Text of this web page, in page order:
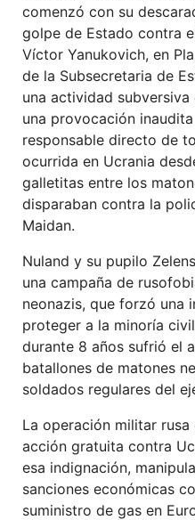
comenzó con su
golpe de Estado contra
Víctor Yanukovich, en
de la Subsecretaria de
una actividad
una provocación
responsable directo de
ocurrida en Ucrania
galletitas entre los
disparaban contra la
Maidan.
Nuland y su pupilo
una campaña de
neonazis, que forzó una
proteger a la minoría
durante 8 años sufrió el
batallones de matones
soldados regulares del
La operación militar rusa
acción gratuita contra
esa indignación,
sanciones económicas
suministro de gas en